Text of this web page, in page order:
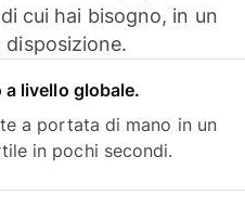
cui hai bisogno, in un
livello globale.
a portata di mano in un
in pochi secondi.